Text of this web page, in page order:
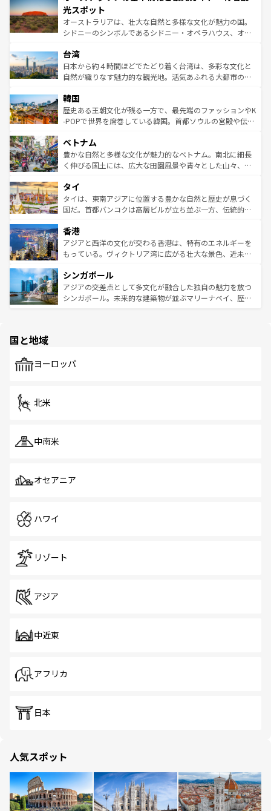
文化が魅力。旅行者はアメリカの各地域で異なる魅力を楽
しみながら、その多様性と豊かな歴史を感じることができ
るだろう。車でのロードトリップや列車の旅も、アメリカ
情報は
島だが、静かな自然を求めるならマウイ島やカウアイ島が
おすすめ。エメラルドグリーンに輝く海をはじめ、豊かな
文化や歴史が息づいている。「アロハスピリット」と呼ば
人々、おいしいローカルフードやハワイアンミュージッ
ク、伝統的なフラダンスなど、すべてがハワイの魅力を彩
っている。訪れるたびに新しい発見と感動が待っているハ
はコンテンツ一覧
光スポット
オーストラリアは、壮大な自然と多様な文化が魅力の国。
シドニーのシンボルであるシドニー・オペラハウス、オー
リアリーフや大陸中央部にそびえるウルル（エアーズロッ
ク）、タスマニアの美しい原生林やケアンズの熱帯雨林な
ど、見どころがたくさん。また、カフェやワイン、オージ
いる。アクティビティも充実しており、サーフィンやダイ
ビング、ハイキングなど、アウトドア好きにはたまらな
い。オーストラリアの多彩な魅力を存分に味わいつくそ
参照してほしい。
台湾
日本から約４時間ほどでたどり着く台湾は、多彩な文化と
自然が織りなす魅力的な観光地。活気あふれる大都市の台
ン）、静ひつな山岳地帯である台湾東部など、都市の喧騒
と山間の静けさが共存しており、訪れる人に新しい発見と
驚きをもたらしてくれる。また、奥深い台湾の食文化も魅
容にもいいと評判のスイーツなど、バラエティ豊かな料理
が味わえる。 なお、新着の台湾情報は コンテンツ一覧を参
照してほしい。
韓国
歴史ある王朝文化が残る一方で、最先端のファッションやK
-POPで世界を席巻している韓国。首都ソウルの宮殿や伝統
き、地方に足を延ばせば四季折々の自然美を楽しむことが
できる。そして、キムチや焼肉、絶品のストリートフード
まで、さまざまな韓国料理が待っている。夜には、韓国な
リティに包まれながら、韓国の多彩な魅力を心ゆくまで味
わってみてほしい。 なお、新着の韓国情報はコンテンツ一
覧を参照してほしい。
ベトナム
豊かな自然と多様な文化が魅力的なベトナム。南北に細長
く伸びる国土には、広大な田園風景や青々とした山々、世
急速な発展と共に伝統が息づく。ハノイの古い町並みやホ
ーチミン市のフランス統治時代の建物も、独特の雰囲気を
醸し出している。また、バラエティの豊かさとおいしさで
とつ。フォーやバインミー、ベトナムコーヒーなどは、ぜ
ひ現地で味わいたい。どの地域を訪れてもあたたかい人々
が旅行者を迎えてくれるので、きっと忘れられない旅にな
参照してほしい。
タイ
タイは、東南アジアに位置する豊かな自然と歴史が息づく
国だ。首都バンコクは高層ビルが立ち並ぶ一方、伝統的な
の活気が交差している。北部ではチェンマイなどの山岳地
帯で自然と触れ合い、南部ではプーケットやクラビの美し
いビーチでリゾート気分を楽しむことができる。タイ料理
激する。気候は一年中温暖で、どの季節にも異なる楽しみ
が待っている。親しみやすいタイの人々、仏教を中心とし
た文化、そして多様な観光資源が、訪れる旅人を魅了し続
香港
アジアと西洋の文化が交わる香港は、特有のエネルギーを
もっている。ヴィクトリア湾に広がる壮大な景色、近未来
み、どこを訪れても感動するはず。観光スポットが密集し
ており、効率よく見どころを回れるのも魅力。息をのむよ
うな絶景から文化的な体験まで、香港を存分に楽しみ尽く
シンガポール
アジアの交差点として多文化が融合した独自の魅力を放つ
シンガポール。未来的な建築物が並ぶマリーナベイ、歴史
で、ホーカーズは地元の風情を楽しめる外せないスポット
国と地域
ヨーロッパ
北米
中南米
オセアニア
ハワイ
リゾート
アジア
中近東
アフリカ
日本
人気スポット